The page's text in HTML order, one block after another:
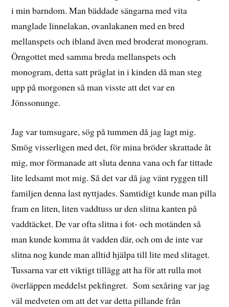
i min barndom. Man bäddade sängarna med vita
manglade linnelakan, ovanlakanen med en bred
mellanspets och ibland även med broderat monogram.
Örngottet med samma breda mellanspets och
monogram, detta satt präglat in i kinden då man steg
upp på morgonen så man visste att det var en
Jönssonunge.
Jag var tumsugare, sög på tummen då jag lagt mig.
Smög visserligen med det, för mina bröder skrattade åt
mig, mor förmanade att sluta denna vana och far tittade
lite ledsamt mot mig. Så det var då jag vänt ryggen till
familjen denna last nyttjades. Samtidigt kunde man pilla
fram en liten, liten vaddtuss ur den slitna kanten på
vaddtäcket. De var ofta slitna i fot- och motänden så
man kunde komma åt vadden där, och om de inte var
slitna nog kunde man alltid hjälpa till lite med slitaget.
Tussarna var ett viktigt tillägg att ha för att rulla mot
överläppen meddelst pekfingret. Som sexåring var jag
väl medveten om att det var detta pillande från